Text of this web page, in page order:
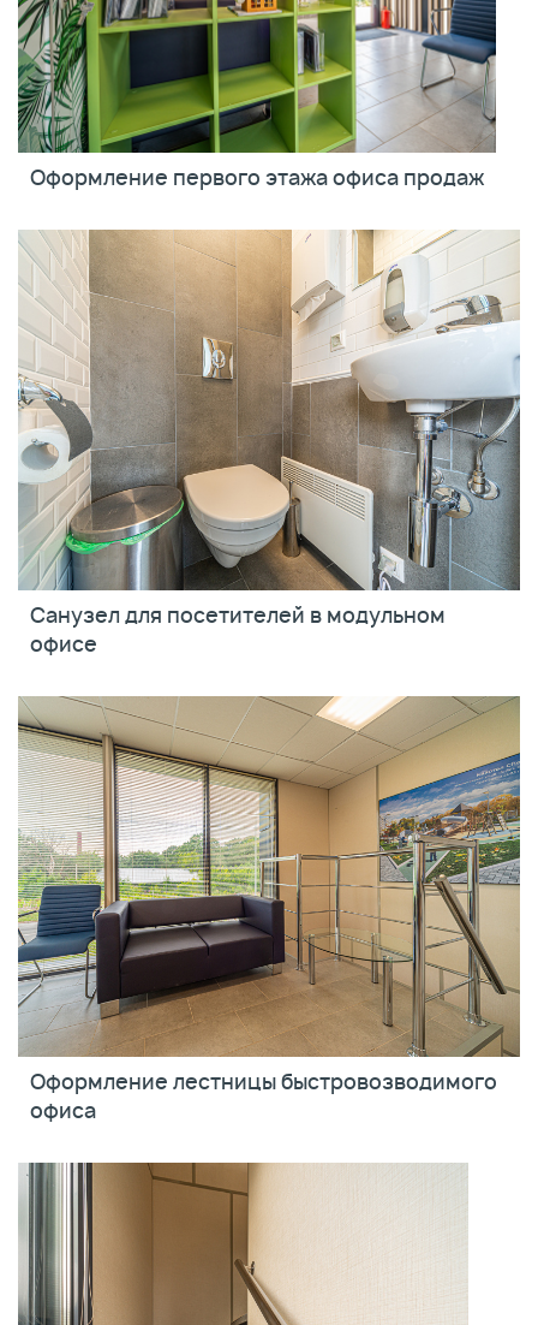
Оформление первого этажа офиса продаж
Санузел для посетителей в модульном
офисе
Оформление лестницы быстровозводимого
офиса